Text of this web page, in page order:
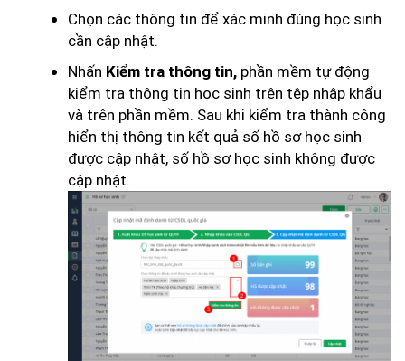
Chọn các thông tin để xác minh đúng học sinh
cần cập nhật.
Nhấn Kiểm tra thông tin, phần mềm tự động
kiểm tra thông tin học sinh trên tệp nhập khẩu
và trên phần mềm. Sau khi kiểm tra thành công
hiển thị thông tin kết quả số hồ sơ học sinh
được cập nhật, số hồ sơ học sinh không được
cập nhật.